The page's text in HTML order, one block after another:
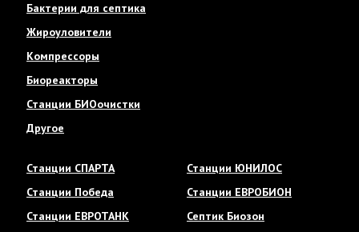
Бактерии для септика
Жироуловители
Компрессоры
Биореакторы
Станции БИОочистки
Другое
Станции СПАРТА
Станции Победа
Станции ЕВРОТАНК
Станции ЮНИЛОС
Станции ЕВРОБИОН
Септик Биозон